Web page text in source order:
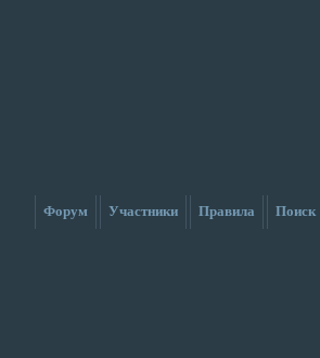
Форум Участники Правила Поиск